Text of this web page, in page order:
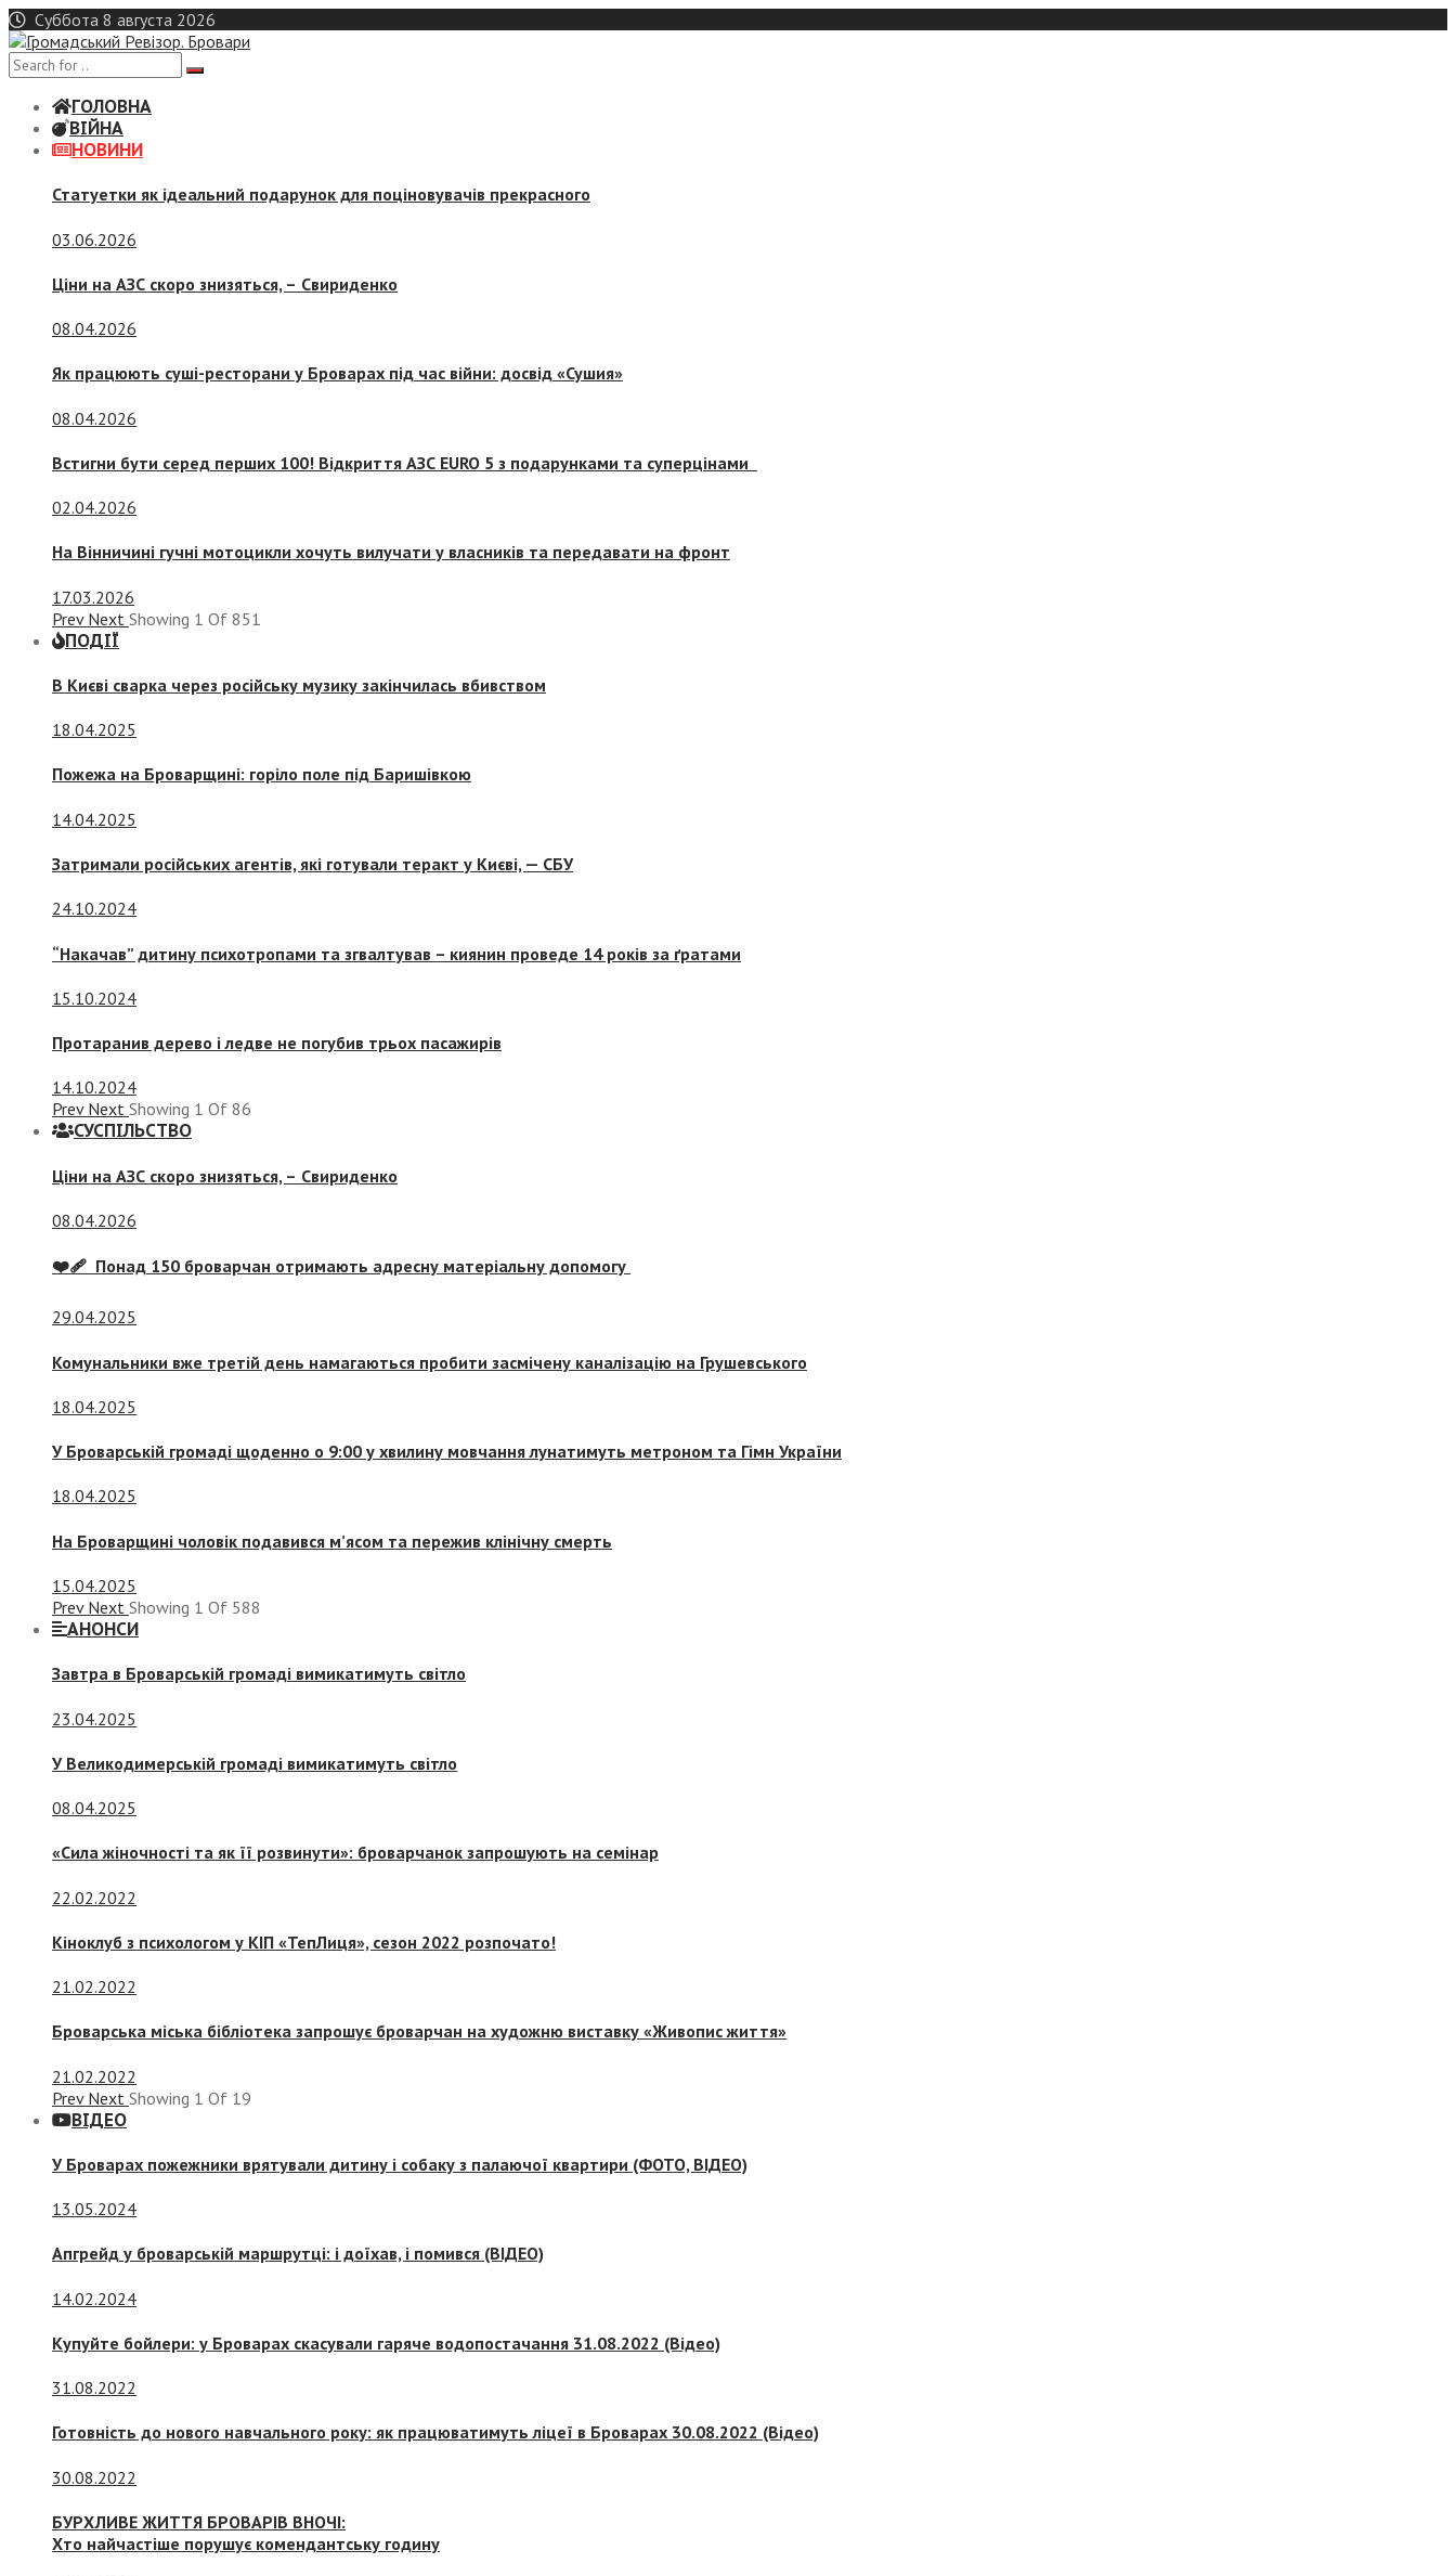
Skip
to
content
Суббота 8 августа 2026
ГОЛОВНА
ВІЙНА
НОВИНИ
Статуетки як ідеальний подарунок для поціновувачів прекрасного
03.06.2026
Ціни на АЗС скоро знизяться, – Свириденко
08.04.2026
Як працюють суші-ресторани у Броварах під час війни: досвід «Сушия»
08.04.2026
Встигни бути серед перших 100! Відкриття АЗС EURO 5 з подарунками та суперцінами
02.04.2026
На Вінничині гучні мотоцикли хочуть вилучати у власників та передавати на фронт
17.03.2026
Prev Next Showing 1 Of 851
ПОДІЇ
В Києві сварка через російську музику закінчилась вбивством
18.04.2025
Пожежа на Броварщині: горіло поле під Баришівкою
14.04.2025
Затримали російських агентів, які готували теракт у Києві, — СБУ
24.10.2024
“Накачав” дитину психотропами та згвалтував – киянин проведе 14 років за ґратами
15.10.2024
Протаранив дерево і ледве не погубив трьох пасажирів
14.10.2024
Prev Next Showing 1 Of 86
СУСПIЛЬСТВО
Ціни на АЗС скоро знизяться, – Свириденко
08.04.2026
❤️‍🩹 Понад 150 броварчан отримають адресну матеріальну допомогу
29.04.2025
Комунальники вже третій день намагаються пробити засмічену каналізацію на Грушевського
18.04.2025
У Броварській громаді щоденно о 9:00 у хвилину мовчання лунатимуть метроном та Гімн України
18.04.2025
На Броварщині чоловік подавився м’ясом та пережив клінічну смерть
15.04.2025
Prev Next Showing 1 Of 588
АНОНСИ
Завтра в Броварській громаді вимикатимуть світло
23.04.2025
У Великодимерській громаді вимикатимуть світло
08.04.2025
«Сила жіночності та як її розвинути»: броварчанок запрошують на семінар
22.02.2022
Кіноклуб з психологом у КІП «ТепЛиця», сезон 2022 розпочато!
21.02.2022
Броварська міська бібліотека запрошує броварчан на художню виставку «Живопис життя»
21.02.2022
Prev Next Showing 1 Of 19
ВІДЕО
У Броварах пожежники врятували дитину і собаку з палаючої квартири (ФОТО, ВІДЕО)
13.05.2024
Апгрейд у броварській маршрутці: і доїхав, і помився (ВІДЕО)
14.02.2024
Купуйте бойлери: у Броварах скасували гаряче водопостачання 31.08.2022 (Відео)
31.08.2022
Готовність до нового навчального року: як працюватимуть ліцеї в Броварах 30.08.2022 (Відео)
30.08.2022
БУРХЛИВЕ ЖИТТЯ БРОВАРІВ ВНОЧІ:
Хто найчастіше порушує комендантську годину